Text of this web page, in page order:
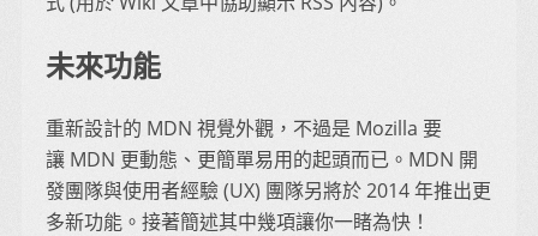
未來功能
重新設計的 MDN 視覺外觀，不過是 Mozilla 要
讓 MDN 更動態、更簡單易用的起頭而已。MDN 開
發團隊與使用者經驗 (UX) 團隊另將於 2014 年推出更
多新功能。接著簡述其中幾項讓你一睹為快！